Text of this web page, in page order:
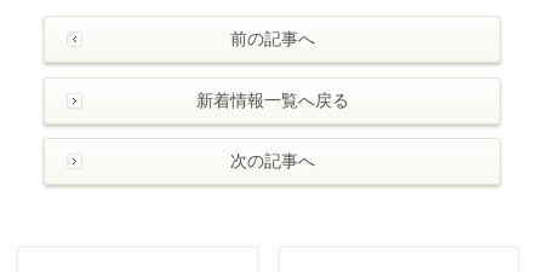
前の記事へ
新着情報一覧へ戻る
次の記事へ